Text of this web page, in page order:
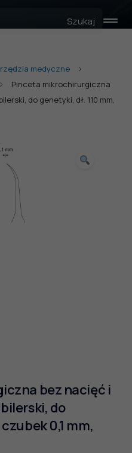
Szukaj
medyczne
Pinceta mikrochirurgiczna
do genetyki, dł. 110 mm,
bez nacięć i
do
0,1 mm,